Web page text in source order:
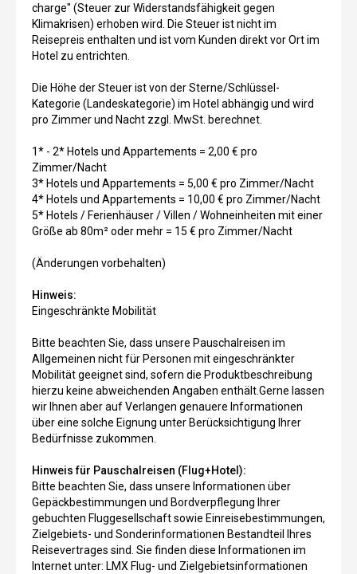
charge" (Steuer zur Widerstandsfähigkeit gegen
Klimakrisen) erhoben wird. Die Steuer ist nicht im
Reisepreis enthalten und ist vom Kunden direkt vor Ort im
Hotel zu entrichten.
Die Höhe der Steuer ist von der Sterne/Schlüssel-
Kategorie (Landeskategorie) im Hotel abhängig und wird
pro Zimmer und Nacht zzgl. MwSt. berechnet.
1* - 2* Hotels und Appartements = 2,00 € pro
Zimmer/Nacht
3* Hotels und Appartements = 5,00 € pro Zimmer/Nacht
4* Hotels und Appartements = 10,00 € pro Zimmer/Nacht
5* Hotels / Ferienhäuser / Villen / Wohneinheiten mit einer
Größe ab 80m² oder mehr = 15 € pro Zimmer/Nacht
(Änderungen vorbehalten)
Hinweis:
Eingeschränkte Mobilität
Bitte beachten Sie, dass unsere Pauschalreisen im
Allgemeinen nicht für Personen mit eingeschränkter
Mobilität geeignet sind, sofern die Produktbeschreibung
hierzu keine abweichenden Angaben enthält.Gerne lassen
wir Ihnen aber auf Verlangen genauere Informationen
über eine solche Eignung unter Berücksichtigung Ihrer
Bedürfnisse zukommen.
Hinweis für Pauschalreisen (Flug+Hotel):
Bitte beachten Sie, dass unsere Informationen über
Gepäckbestimmungen und Bordverpflegung Ihrer
gebuchten Fluggesellschaft sowie Einreisebestimmungen,
Zielgebiets- und Sonderinformationen Bestandteil Ihres
Reisevertrages sind. Sie finden diese Informationen im
Internet unter: LMX Flug- und Zielgebietsinformationen